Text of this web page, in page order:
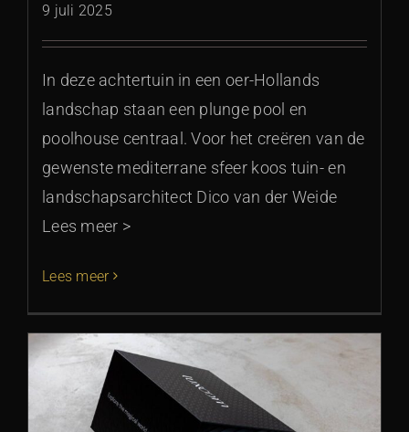
9 juli 2025
In deze achtertuin in een oer-Hollands
landschap staan een plunge pool en
poolhouse centraal. Voor het creëren van de
gewenste mediterrane sfeer koos tuin- en
landschapsarchitect Dico van der Weide
Lees meer >
Lees meer